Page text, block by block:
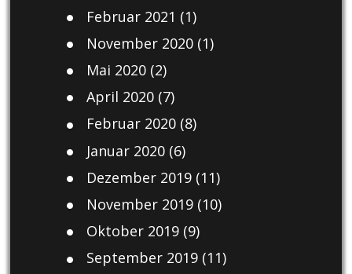
Februar 2021 (1)
November 2020(1)
Mai 2020(2)
April 2020(7)
Februar 2020(8)
Januar 2020(6)
Dezember 2019(11)
November 2019(10)
Oktober 2019(9)
September 2019(11)